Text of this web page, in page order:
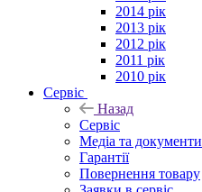
2014 рік
2013 рік
2012 рік
2011 рік
2010 рік
Сервіс
Назад
Сервіс
Медіа та документи
Гарантії
Повернення товару